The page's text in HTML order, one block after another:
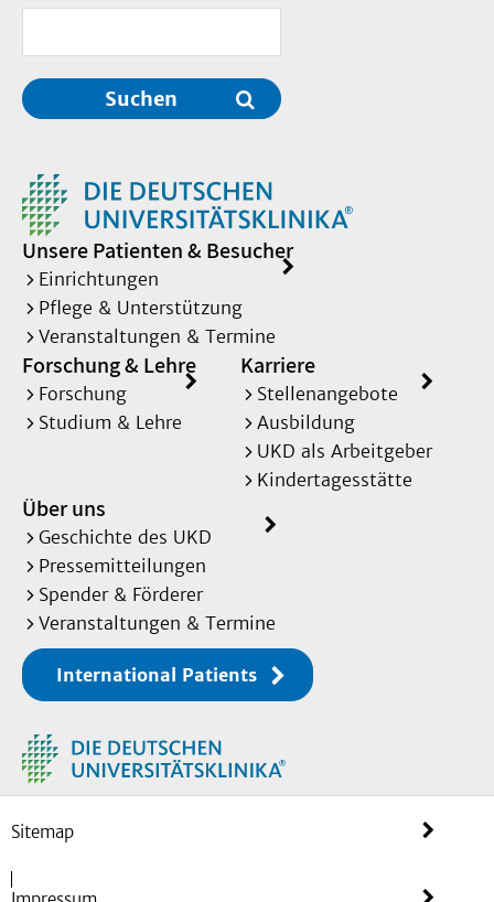
Suchen
Unsere Patienten & Besucher
Einrichtungen
Pflege & Unterstützung
Veranstaltungen & Termine
Forschung & Lehre
Forschung
Studium & Lehre
Karriere
Stellenangebote
Ausbildung
UKD als Arbeitgeber
Kindertagesstätte
Über uns
Geschichte des UKD
Pressemitteilungen
Spender & Förderer
Veranstaltungen & Termine
International Patients
Sitemap